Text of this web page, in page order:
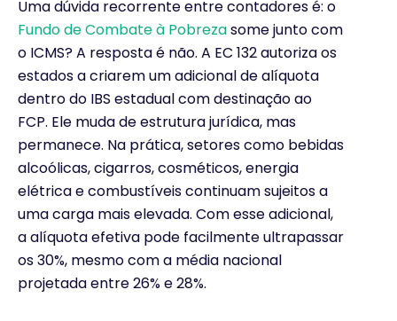
Uma dúvida recorrente entre contadores é: o
Fundo de Combate à Pobrezasome junto com
o ICMS? A resposta é não. A EC 132 autoriza os
estados a criarem um adicional de alíquota
dentro do IBS estadual com destinação ao
FCP. Ele muda de estrutura jurídica, mas
permanece. Na prática, setores como bebidas
alcoólicas, cigarros, cosméticos, energia
elétrica e combustíveis continuam sujeitos a
uma carga mais elevada. Com esse adicional,
a alíquota efetiva pode facilmente ultrapassar
os 30%, mesmo com a média nacional
projetada entre 26% e 28%.